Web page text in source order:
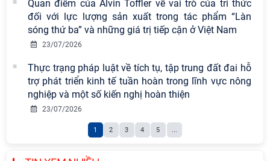
Quan điểm của Alvin Toffler về vai trò của tri thức
đối với lực lượng sản xuất trong tác phẩm “Làn
sóng thứ ba” và những giá trị tiếp cận ở Việt Nam
23/07/2026
Thực trạng pháp luật về tích tụ, tập trung đất đai hỗ
trợ phát triển kinh tế tuần hoàn trong lĩnh vực nông
nghiệp và một số kiến nghị hoàn thiện
23/07/2026
1 2 3 4 5 ...
giai đoạn phát triển mới
Hội thảo khoa học quốc tế “Không
gian phát triển Việt Nam trong kỷ
và lựa chọn chính sách” sẽ diễn ra
vào thứ ba, ngày 28/7/2026
Hội nghị Lãnh đạo Viện Hàn lâm
Khoa học xã hội Việt Nam làm việc
với Ban Chủ nhiệm các Chương trình